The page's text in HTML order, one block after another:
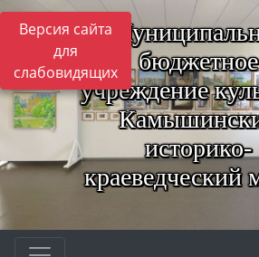
Версия сайта
для
слабовидящих
бюджетное
учреждение
историко-
краеведческий